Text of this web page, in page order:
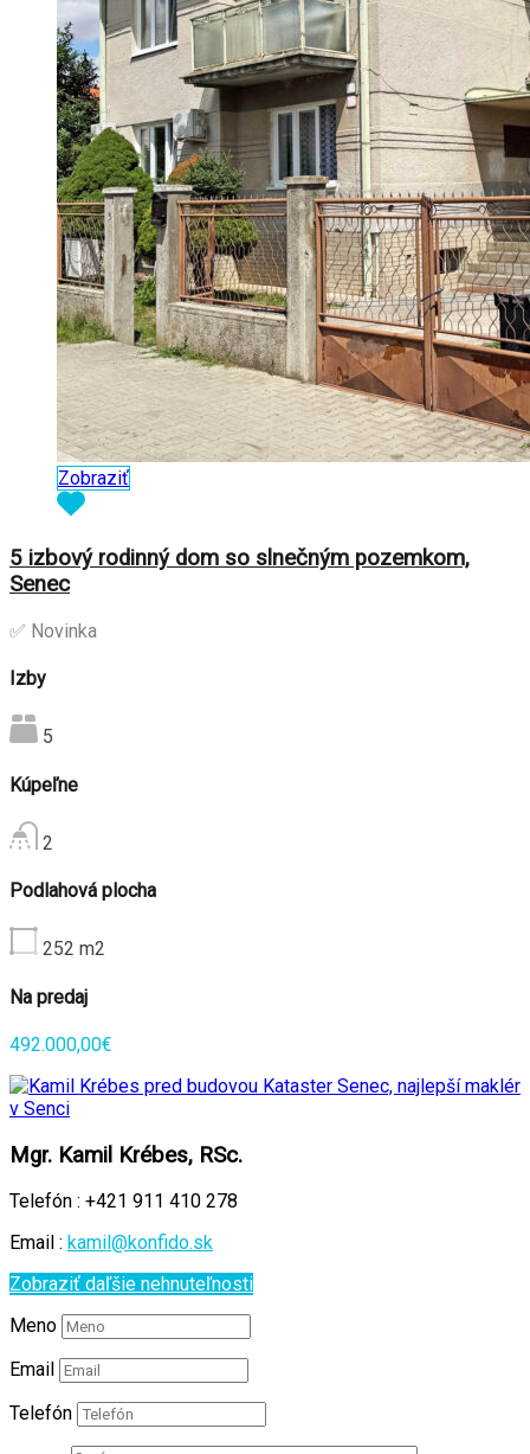
Zobraziť
5 izbový rodinný dom so slnečným pozemkom,
Senec
✅ Novinka
Izby
5
Kúpeľne
2
Podlahová plocha
252 m2
Na predaj
492.000,00€
Mgr. Kamil Krébes, RSc.
Telefón : +421 911 410 278
Email : kamil@konfido.sk
Zobraziť daľšie nehnuteľnosti
Meno
Email
Telefón